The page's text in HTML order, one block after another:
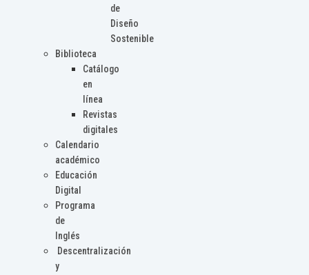
de
Diseño
Sostenible
Biblioteca
Catálogo
en
línea
Revistas
digitales
Calendario
académico
Educación
Digital
Programa
de
Inglés
Descentralización
y